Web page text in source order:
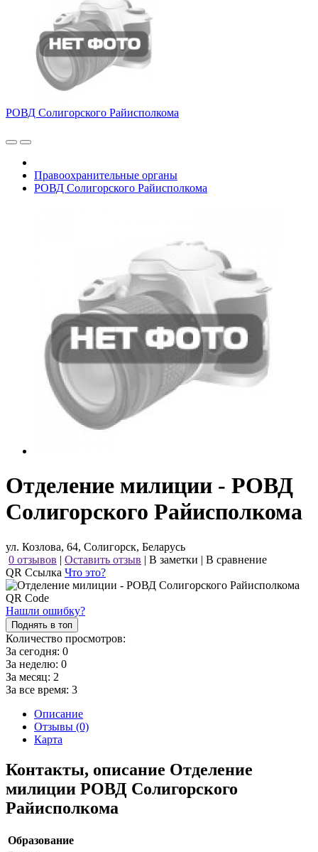
РОВД Солигорского Райисполкома
Правоохранительные органы
РОВД Солигорского Райисполкома
Отделение милиции - РОВД
Солигорского Райисполкома
ул. Козлова, 64, Солигорск, Беларусь
0 отзывов | Оставить отзыв | В заметки | В сравнение
QR Ссылка Что это?
Нашли ошибку?
Поднять в топ
Количество просмотров:
За сегодня: 0
За неделю: 0
За месяц: 2
За все время: 3
Описание
Отзывы (0)
Карта
Контакты, описание Отделение
милиции РОВД Солигорского
Райисполкома
Образование